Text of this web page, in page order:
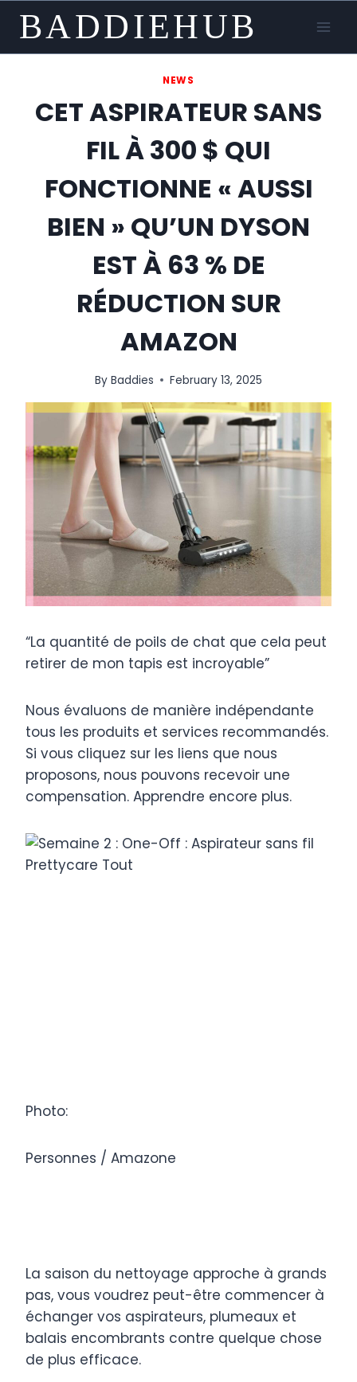
content
BADDIEHUB
NEWS
CET ASPIRATEUR SANS
FIL À 300 $ QUI
FONCTIONNE « AUSSI
BIEN » QU’UN DYSON
EST À 63 % DE
RÉDUCTION SUR
AMAZON
By Baddies February 13, 2025
“La quantité de poils de chat que cela peut
retirer de mon tapis est incroyable”
Nous évaluons de manière indépendante
tous les produits et services recommandés.
Si vous cliquez sur les liens que nous
proposons, nous pouvons recevoir une
compensation. Apprendre encore plus.
Photo:
Personnes / Amazone
La saison du nettoyage approche à grands
pas, vous voudrez peut-être commencer à
échanger vos aspirateurs, plumeaux et
balais encombrants contre quelque chose
de plus efficace.